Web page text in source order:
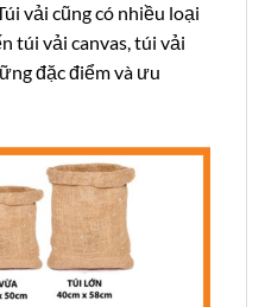
vải cũng có nhiều loại
túi vải canvas, túi vải
đặc điểm và ưu